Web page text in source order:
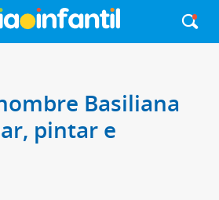
Basiliana
pintar e